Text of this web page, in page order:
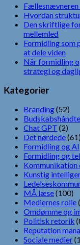
Hvordan
Den skriftlige
mellemled
Formidling
at dele viden
Når formidling
strategi og
Kategorier
Branding(52)
Chat GPT (2)
Det nørdede(61)
Formidling og AI
Formidling og
Kommunikation
Kunstig
MÅ læse(100)
Mediernes rolle
Omdømme og
Politisk retorik
Reputation
Sociale medier